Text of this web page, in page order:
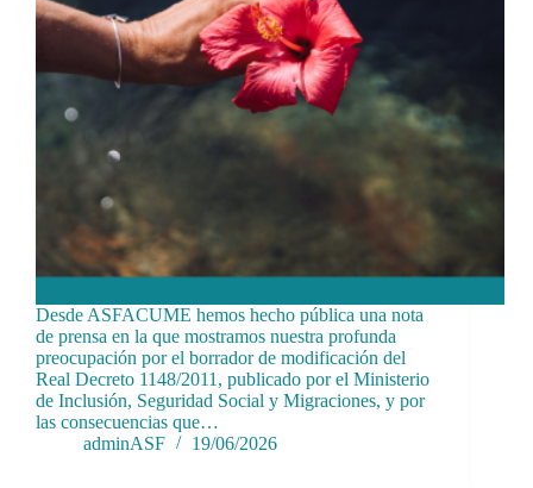
Desde ASFACUME hemos hecho pública una nota
de prensa en la que mostramos nuestra profunda
preocupación por el borrador de modificación del
Real Decreto 1148/2011, publicado por el Ministerio
de Inclusión, Seguridad Social y Migraciones, y por
las consecuencias que…
adminASF
19/06/2026